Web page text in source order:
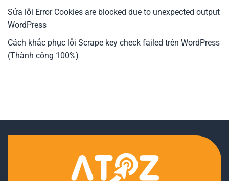
Sửa lỗi Error Cookies are blocked due to unexpected output
WordPress
Cách khắc phục lỗi Scrape key check failed trên WordPress
(Thành công 100%)